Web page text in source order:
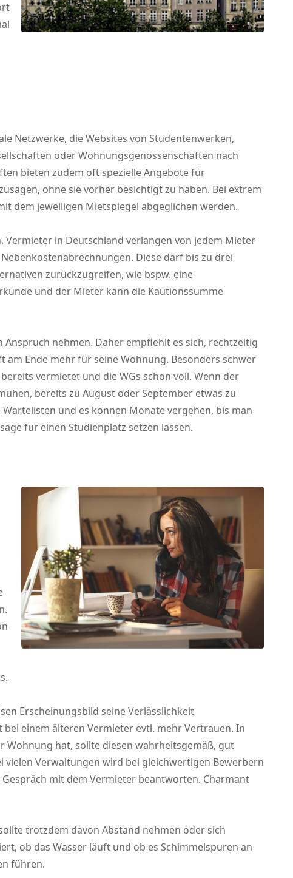
Netzwerke, die Websites von Studentenwerken,
oder Wohnungsgenossenschaften nach
bieten zudem oft spezielle Angebote für
ohne sie vorher besichtigt zu haben. Bei extrem
dem jeweiligen Mietspiegel abgeglichen werden.
in Deutschland verlangen von jedem Mieter
Diese darf bis zu drei
zurückzugreifen, wie bspw. eine
und der Mieter kann die Kautionssumme
nehmen. Daher empfiehlt es sich, rechtzeitig
Ende mehr für seine Wohnung. Besonders schwer
vermietet und die WGs schon voll. Wenn der
bereits zu August oder September etwas zu
und es können Monate vergehen, bis man
für einen Studienplatz setzen lassen.
Erscheinungsbild seine Verlässlichkeit
einem älteren Vermieter evtl. mehr Vertrauen. In
Wohnung hat, sollte diesen wahrheitsgemäß, gut
Verwaltungen wird bei gleichwertigen Bewerbern
mit dem Vermieter beantworten. Charmant
trotzdem davon Abstand nehmen oder sich
ob das Wasser läuft und ob es Schimmelspuren an
führen.